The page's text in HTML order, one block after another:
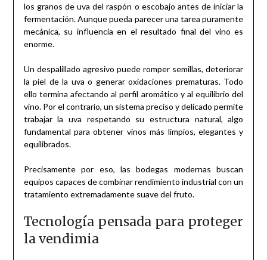
los granos de uva del raspón o escobajo antes de iniciar la
fermentación. Aunque pueda parecer una tarea puramente
mecánica, su influencia en el resultado final del vino es
enorme.
Un despalillado agresivo puede romper semillas, deteriorar
la piel de la uva o generar oxidaciones prematuras. Todo
ello termina afectando al perfil aromático y al equilibrio del
vino. Por el contrario, un sistema preciso y delicado permite
trabajar la uva respetando su estructura natural, algo
fundamental para obtener vinos más limpios, elegantes y
equilibrados.
Precisamente por eso, las bodegas modernas buscan
equipos capaces de combinar rendimiento industrial con un
tratamiento extremadamente suave del fruto.
Tecnología pensada para proteger
la vendimia